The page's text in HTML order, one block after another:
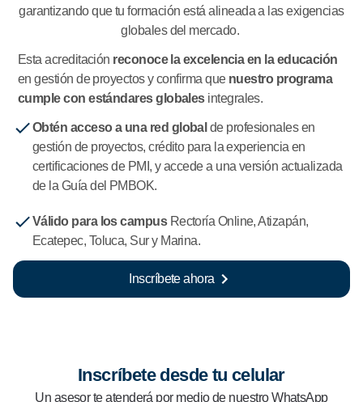
garantizando que tu formación está alineada a las exigencias
globales del mercado.
Esta acreditación reconoce la excelencia en la educación
en gestión de proyectos y confirma que nuestro programa
cumple con estándares globales integrales.
Obtén acceso a una red global de profesionales en
gestión de proyectos, crédito para la experiencia en
certificaciones de PMI, y accede a una versión actualizada
de la Guía del PMBOK.
Válido para los campus Rectoría Online, Atizapán,
Ecatepec, Toluca, Sur y Marina.
Inscríbete ahora
Inscríbete desde tu celular
Un asesor te atenderá por medio de nuestro WhatsApp